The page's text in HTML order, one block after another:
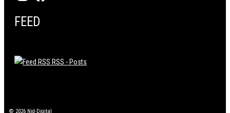
FEED
RSS - Posts
© 2026 Nid-Digital